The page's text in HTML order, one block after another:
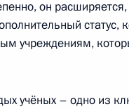
19:25 Московская
Дня Героев
он
статус,
учреждениям,
учёных – одно из